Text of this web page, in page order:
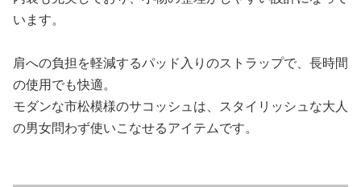
います。
肩への負担を軽減するパッド入りのストラップで、長時間
の使用でも快適。
モダンな市松模様のサコッシュは、スタイリッシュな大人
の男女問わず使いこなせるアイテムです。